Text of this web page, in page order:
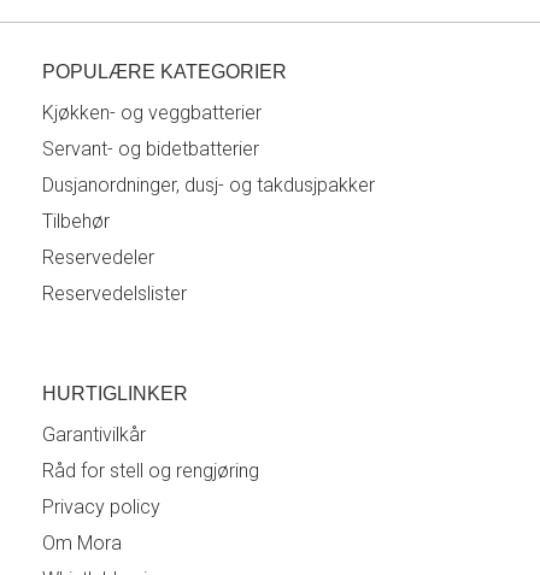
POPULÆRE KATEGORIER
Kjøkken- og veggbatterier
Servant- og bidetbatterier
Dusjanordninger, dusj- og takdusjpakker
Tilbehør
Reservedeler
Reservedelslister
HURTIGLINKER
Garantivilkår
Råd for stell og rengjøring
Privacy policy
Om Mora